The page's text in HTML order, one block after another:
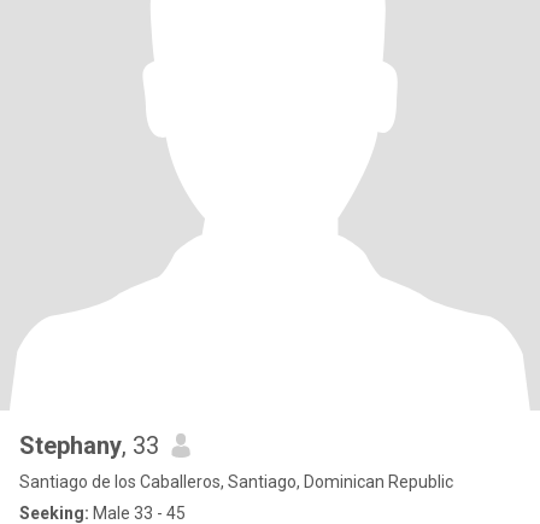
Stephany, 33
Santiago de los Caballeros, Santiago, Dominican Republic
Seeking: Male 33 - 45